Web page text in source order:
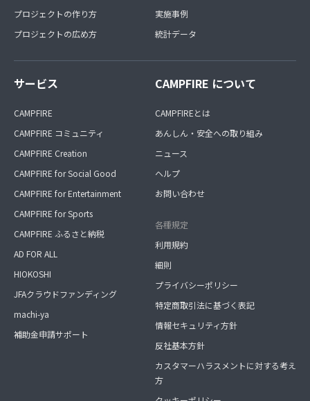
プロジェクトの作り方
プロジェクトの広め方
実施事例
統計データ
サービス
CAMPFIRE
CAMPFIRE コミュニティ
CAMPFIRE Creation
CAMPFIRE for Social Good
CAMPFIRE for Entertainment
CAMPFIRE for Sports
CAMPFIRE ふるさと納税
AD FOR ALL
HIOKOSHI
JFAクラウドファンディング
machi-ya
補助金申請サポート
CAMPFIRE について
CAMPFIREとは
あんしん・安全への取り組み
ニュース
ヘルプ
お問い合わせ
各種規定
利用規約
細則
プライバシーポリシー
特定商取引法に基づく表記
情報セキュリティ方針
反社基本方針
カスタマーハラスメントに対する考え
方